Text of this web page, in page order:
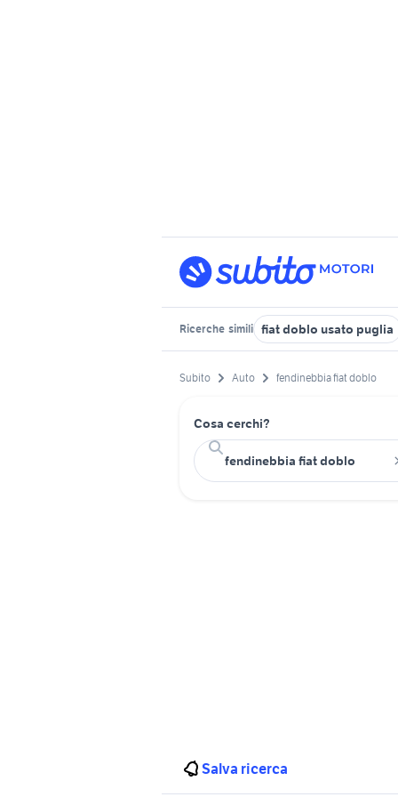
Ricerche simili fiat doblo usato puglia
Subito Auto fendinebbia fiat doblo
Cosa cerchi?
Salva ricerca